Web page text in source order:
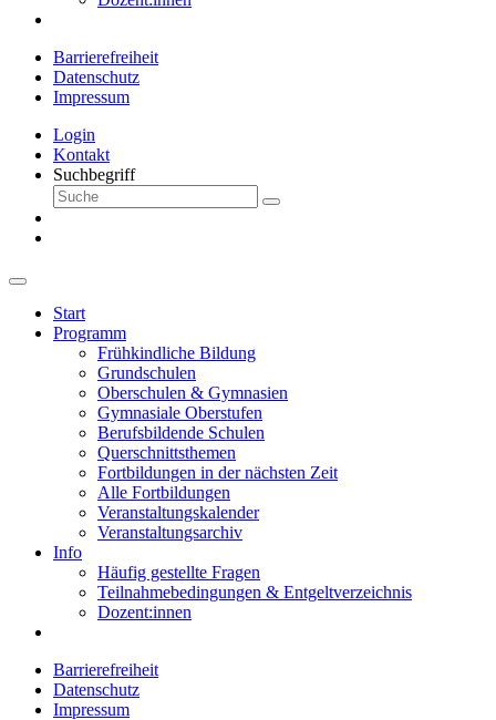
Barrierefreiheit
Datenschutz
Impressum
Login
Kontakt
Suchbegriff
Start
Programm
Frühkindliche Bildung
Grundschulen
Oberschulen & Gymnasien
Gymnasiale Oberstufen
Berufsbildende Schulen
Querschnittsthemen
Fortbildungen in der nächsten Zeit
Alle Fortbildungen
Veranstaltungskalender
Veranstaltungsarchiv
Info
Häufig gestellte Fragen
Teilnahmebedingungen & Entgeltverzeichnis
Dozent:innen
Barrierefreiheit
Datenschutz
Impressum